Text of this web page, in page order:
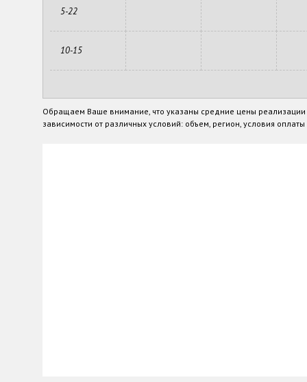
5-22
10-15
Обращаем Ваше внимание, что указаны средние цены реализации
зависимости от различных условий: объем, регион, условия оплаты